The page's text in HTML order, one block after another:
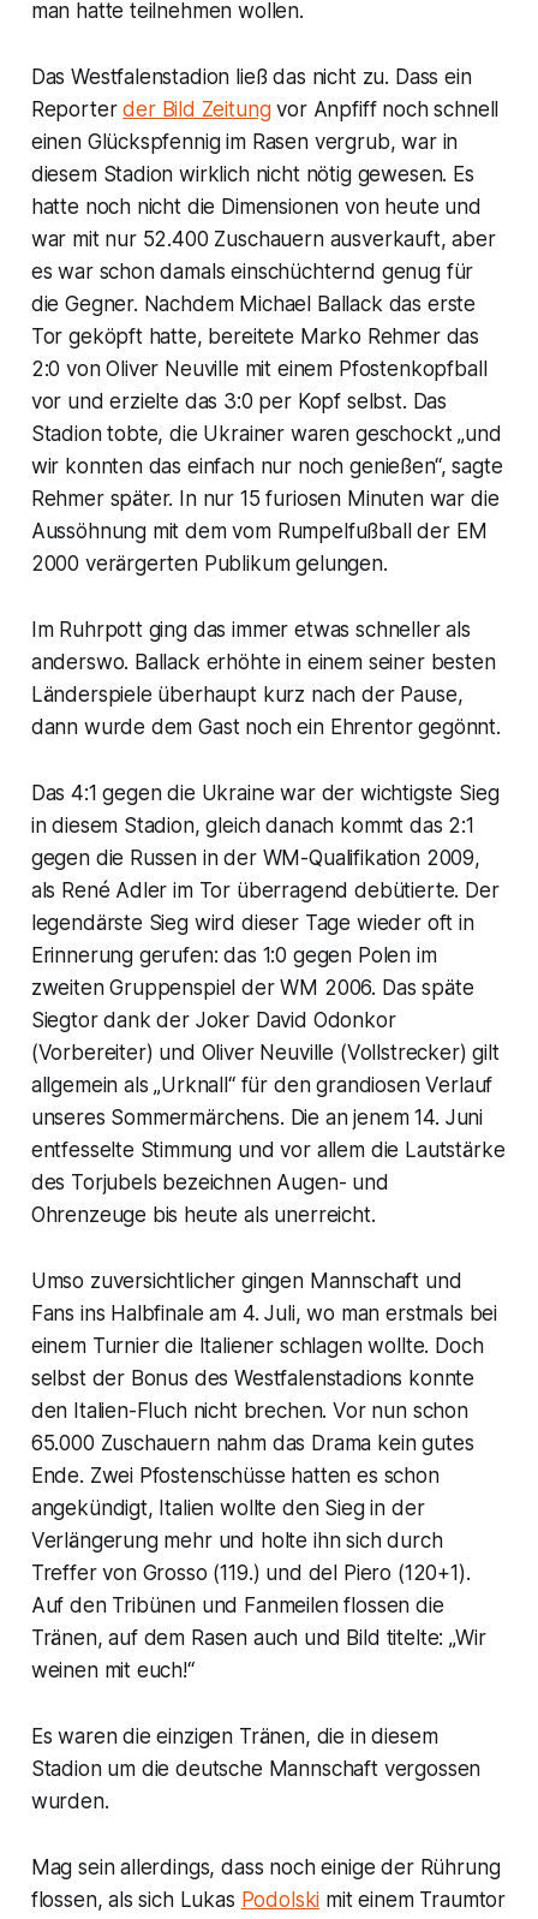
man hatte teilnehmen wollen.
Das Westfalenstadion ließ das nicht zu. Dass ein
Reporterder Bild Zeitungvor Anpfiff noch schnell
einen Glückspfennig im Rasen vergrub, war in
diesem Stadion wirklich nicht nötig gewesen. Es
hatte noch nicht die Dimensionen von heute und
war mit nur 52.400 Zuschauern ausverkauft, aber
es war schon damals einschüchternd genug für
die Gegner. Nachdem Michael Ballack das erste
Tor geköpft hatte, bereitete Marko Rehmer das
2:0 von Oliver Neuville mit einem Pfostenkopfball
vor und erzielte das 3:0 per Kopf selbst. Das
Stadion tobte, die Ukrainer waren geschockt „und
wir konnten das einfach nur noch genießen“, sagte
Rehmer später. In nur 15 furiosen Minuten war die
Aussöhnung mit dem vom Rumpelfußball der EM
2000 verärgerten Publikum gelungen.
Im Ruhrpott ging das immer etwas schneller als
anderswo. Ballack erhöhte in einem seiner besten
Länderspiele überhaupt kurz nach der Pause,
dann wurde dem Gast noch ein Ehrentor gegönnt.
Das 4:1 gegen die Ukraine war der wichtigste Sieg
in diesem Stadion, gleich danach kommt das 2:1
gegen die Russen in der WM-Qualifikation 2009,
als René Adler im Tor überragend debütierte. Der
legendärste Sieg wird dieser Tage wieder oft in
Erinnerung gerufen: das 1:0 gegen Polen im
zweiten Gruppenspiel der WM 2006. Das späte
Siegtor dank der Joker David Odonkor
(Vorbereiter) und Oliver Neuville (Vollstrecker) gilt
allgemein als „Urknall“ für den grandiosen Verlauf
unseres Sommermärchens. Die an jenem 14. Juni
entfesselte Stimmung und vor allem die Lautstärke
des Torjubels bezeichnen Augen- und
Ohrenzeuge bis heute als unerreicht.
Umso zuversichtlicher gingen Mannschaft und
Fans ins Halbfinale am 4. Juli, wo man erstmals bei
einem Turnier die Italiener schlagen wollte. Doch
selbst der Bonus des Westfalenstadions konnte
den Italien-Fluch nicht brechen. Vor nun schon
65.000 Zuschauern nahm das Drama kein gutes
Ende. Zwei Pfostenschüsse hatten es schon
angekündigt, Italien wollte den Sieg in der
Verlängerung mehr und holte ihn sich durch
Treffer von Grosso (119.) und del Piero (120+1).
Auf den Tribünen und Fanmeilen flossen die
Tränen, auf dem Rasen auch und Bild titelte: „Wir
weinen mit euch!“
Es waren die einzigen Tränen, die in diesem
Stadion um die deutsche Mannschaft vergossen
wurden.
Mag sein allerdings, dass noch einige der Rührung
flossen, als sich Lukas Podolski mit einem Traumtor